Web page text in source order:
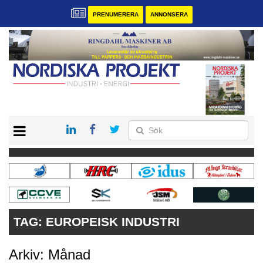
PRENUMERERA ANNONSERA
KONTAKT
VÅRA ANDRA MAGASIN
PRENUMERERA
ANNONSERA
TAG: EUROPEISK INDUSTRI
Arkiv: Månad